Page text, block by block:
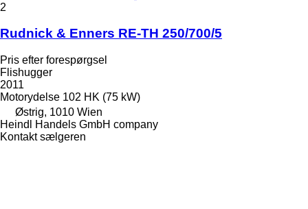
2
Rudnick & Enners RE-TH 250/700/5
Pris efter forespørgsel
Flishugger
2011
Motorydelse 102 HK (75 kW)
Østrig, 1010 Wien
Heindl Handels GmbH company
Kontakt sælgeren